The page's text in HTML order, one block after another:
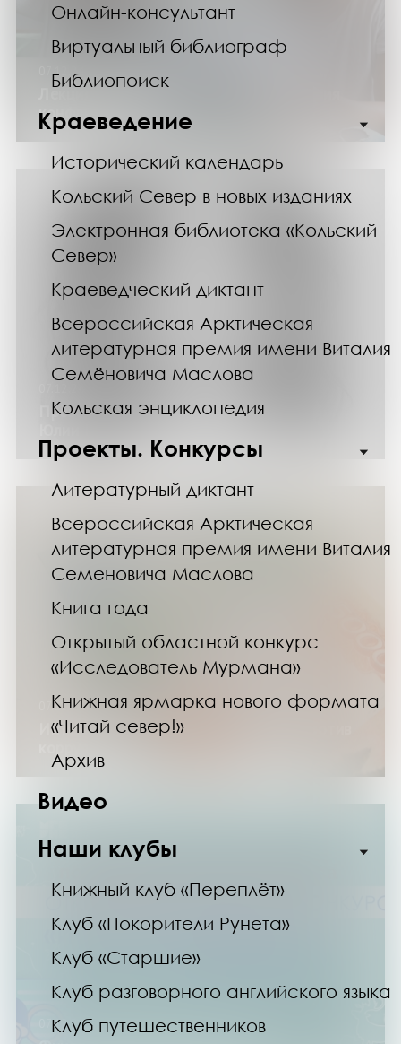
Онлайн-консультант
Виртуальный библиограф
Библиопоиск
Краеведение
Исторический календарь
Кольский Север в новых изданиях
Электронная библиотека «Кольский
Север»
Краеведческий диктант
Всероссийская Арктическая
литературная премия имени Виталия
Семёновича Маслова
Кольская энциклопедия
Проекты. Конкурсы
Литературный диктант
Всероссийская Арктическая
литературная премия имени Виталия
Семеновича Маслова
Книга года
Открытый областной конкурс
«Исследователь Мурмана»
Книжная ярмарка нового формата
«Читай север!»
Архив
Видео
Наши клубы
Книжный клуб «Переплёт»
Клуб «Покорители Рунета»
Клуб «Старшие»
Клуб разговорного английского языка
Клуб путешественников
07.12.24
Лекция «На грани: искусство управления
конфликтами»
Презентация нового сборника стихов
07.12.24
Интеллектуальная игра «Молодые против
07.12.24